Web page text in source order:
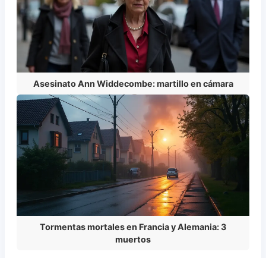
Asesinato Ann Widdecombe: martillo en cámara
Tormentas mortales en Francia y Alemania: 3
muertos